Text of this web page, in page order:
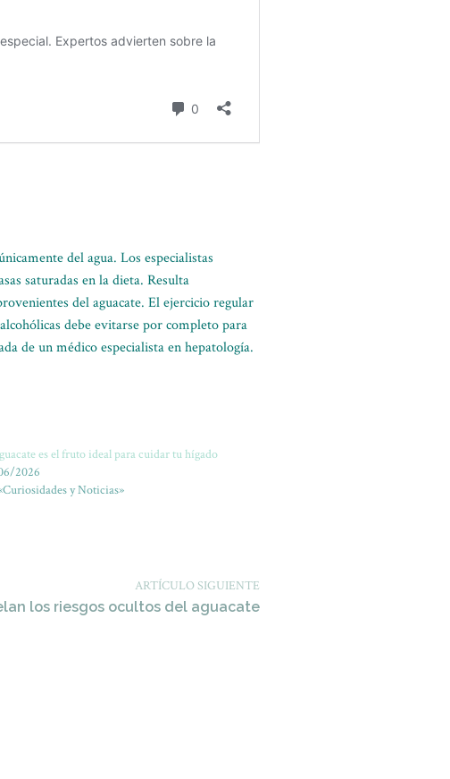
del agua. Los especialistas
saturadas en la dieta. Resulta
del aguacate. El ejercicio regular
debe evitarse por completo para
de un médico especialista en hepatología.
es el fruto ideal para cuidar tu hígado
2026
y Noticias»
ARTÍCULO SIGUIENTE
los riesgos ocultos del aguacate